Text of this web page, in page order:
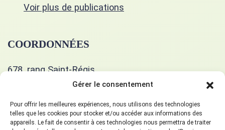
Gérer le consentement
Pour offrir les meilleures expériences, nous utilisons des technologies
telles que les cookies pour stocker et/ou accéder aux informations des
appareils. Le fait de consentir à ces technologies nous permettra de traiter
Voir plus de publications
COORDONNÉES
678, rang Saint-Régis
Saint-Isidore, J0L 2A0
514 400-5351
gueulart678@gmail.com